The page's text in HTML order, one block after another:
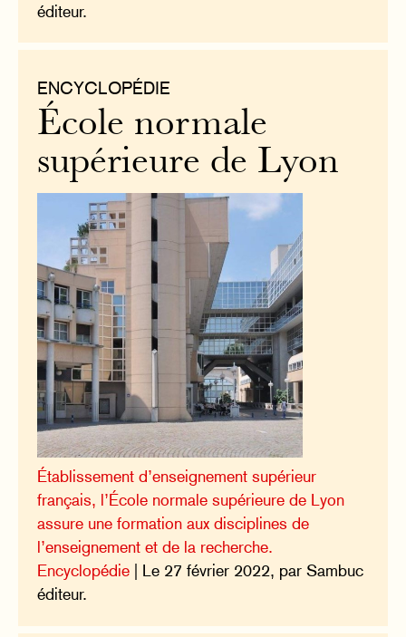
éditeur.
ENCYCLOPÉDIE
École normale
supérieure de Lyon
Établissement d’enseignement supérieur
français, l’École normale supérieure de Lyon
assure une formation aux disciplines de
l’enseignement et de la recherche.
Encyclopédie | Le 27 février 2022, par Sambuc
éditeur.